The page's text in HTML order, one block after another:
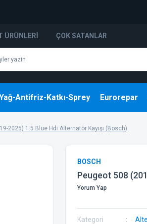
ÜRÜNLERI ÇOK SATANLAR
Antifriz-Katkı-Sprey Eurorepar
2025) 1.5 Blue Hdi Alternatör Kayışı (Bosch)
BOSCH
Peugeot 508
Yorum Yap
Kategori